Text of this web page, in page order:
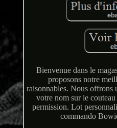
Bienvenue dans le
proposons notre
raisonnables. Nous offrons
votre nom sur le
permission. Lot
commando